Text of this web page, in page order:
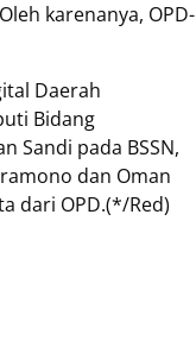
karenanya, OPD-
Daerah
Bidang
Sandi pada BSSN,
dan Oman
dari OPD.(*/Red)